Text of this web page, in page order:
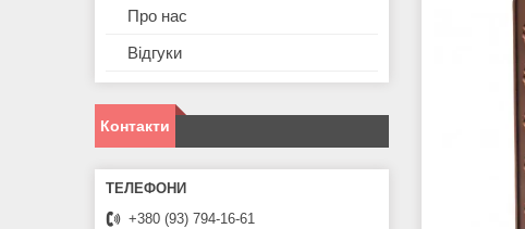
Про нас
Відгуки
Контакти
+380 (93) 794-16-61